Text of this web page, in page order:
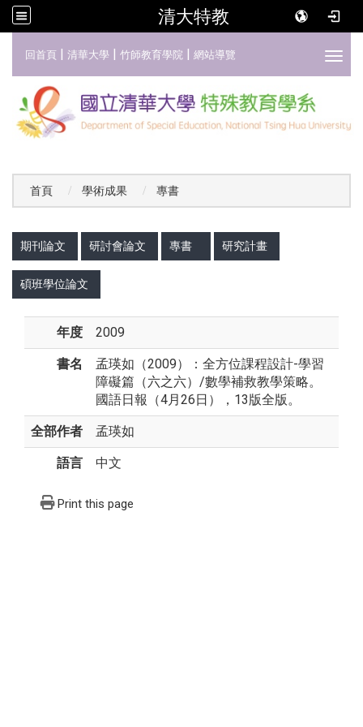
清大特教
回首頁 | 清華大學 | 竹師教育學院 | 網站導覽
首頁 學術成果 專書
期刊論文 研討會論文 專書 研究計畫
碩班學位論文
年度 2009
書名
孟瑛如（2009）：全方位課程設計-學習
障礙篇（六之六）/數學補救教學策略。
國語日報（4月26日），13版全版。
全部作者 孟瑛如
語言 中文
Print this page